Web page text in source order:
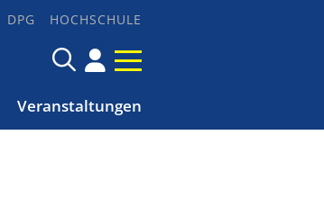
DPG HOCHSCHULE
Veranstaltungen